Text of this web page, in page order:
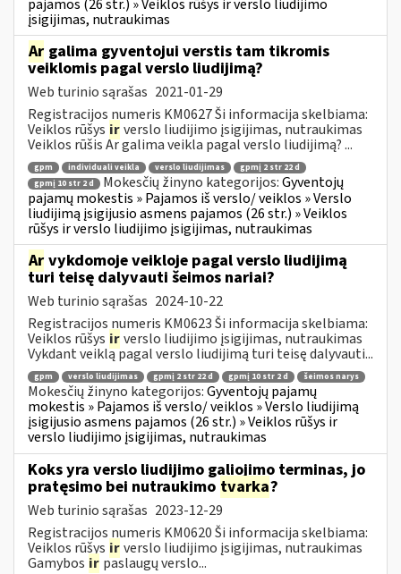
pajamos (26 str.) » Veiklos rūšys ir verslo liudijimo
įsigijimas, nutraukimas
Ar galima gyventojui verstis tam tikromis
veiklomis pagal verslo liudijimą?
Web turinio sąrašas 2021-01-29
Registracijos numeris KM0627 Ši informacija skelbiama:
Veiklos rūšys irverslo liudijimo įsigijimas, nutraukimas
Veiklos rūšis Ar galima veikla pagal verslo liudijimą? ...
gpm individuali veikla verslo liudijimas
gpmį 2 str 22 d
gpmį 10 str 2 d
Mokesčių žinyno kategorijos:Gyventojų
pajamų mokestis » Pajamos iš verslo/ veiklos » Verslo
liudijimą įsigijusio asmens pajamos (26 str.) » Veiklos
rūšys ir verslo liudijimo įsigijimas, nutraukimas
Ar vykdomoje veikloje pagal verslo liudijimą
turi teisę dalyvauti šeimos nariai?
Web turinio sąrašas 2024-10-22
Registracijos numeris KM0623 Ši informacija skelbiama:
Veiklos rūšys irverslo liudijimo įsigijimas, nutraukimas
Vykdant veiklą pagal verslo liudijimą turi teisę dalyvauti...
gpm verslo liudijimas gpmį 2 str 22 d gpmį 10 str 2 d šeimos narys
Mokesčių žinyno kategorijos:Gyventojų pajamų
mokestis » Pajamos iš verslo/ veiklos » Verslo liudijimą
įsigijusio asmens pajamos (26 str.) » Veiklos rūšys ir
verslo liudijimo įsigijimas, nutraukimas
Koks yra verslo liudijimo galiojimo terminas, jo
pratęsimo bei nutraukimo tvarka?
Web turinio sąrašas 2023-12-29
Registracijos numeris KM0620 Ši informacija skelbiama:
Veiklos rūšys irverslo liudijimo įsigijimas, nutraukimas
Gamybos ir paslaugų verslo...